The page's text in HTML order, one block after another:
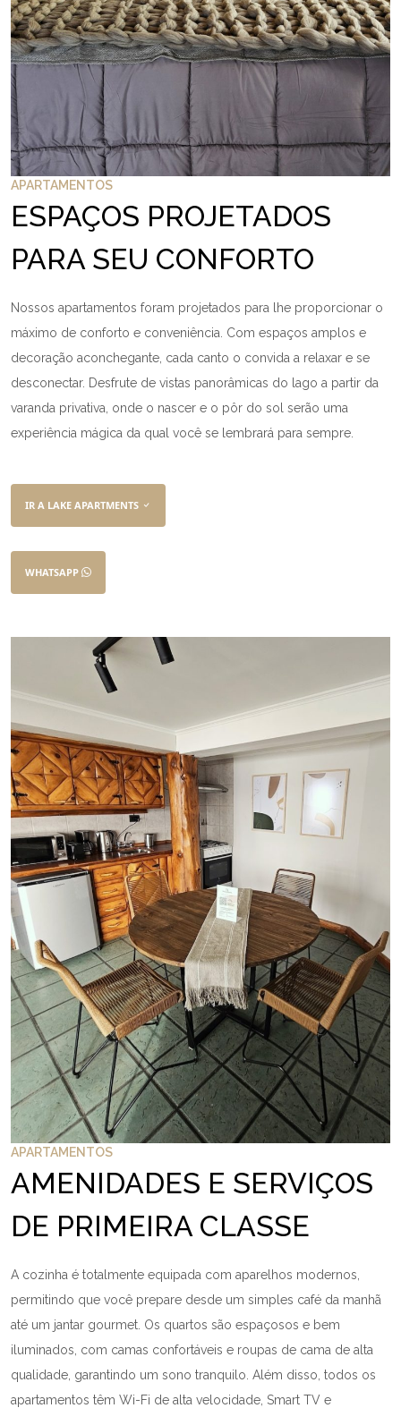
APARTAMENTOS
ESPAÇOS PROJETADOS
PARA SEU CONFORTO
Nossos apartamentos foram projetados para lhe proporcionar o
máximo de conforto e conveniência. Com espaços amplos e
decoração aconchegante, cada canto o convida a relaxar e se
desconectar. Desfrute de vistas panorâmicas do lago a partir da
varanda privativa, onde o nascer e o pôr do sol serão uma
experiência mágica da qual você se lembrará para sempre.
IR A LAKE APARTMENTS
WHATSAPP
APARTAMENTOS
AMENIDADES E SERVIÇOS
DE PRIMEIRA CLASSE
A cozinha é totalmente equipada com aparelhos modernos,
permitindo que você prepare desde um simples café da manhã
até um jantar gourmet. Os quartos são espaçosos e bem
iluminados, com camas confortáveis e roupas de cama de alta
qualidade, garantindo um sono tranquilo. Além disso, todos os
apartamentos têm Wi-Fi de alta velocidade, Smart TV e